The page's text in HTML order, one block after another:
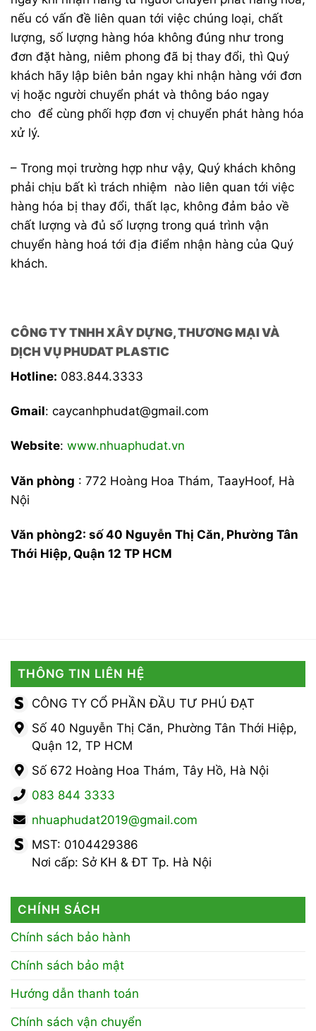
nếu có vấn đề liên quan tới việc chúng loại, chất
lượng, số lượng hàng hóa không đúng như trong
đơn đặt hàng, niêm phong đã bị thay đổi, thì Quý
khách hãy lập biên bản ngay khi nhận hàng với đơn
vị hoặc người chuyển phát và thông báo ngay
cho để cùng phối hợp đơn vị chuyển phát hàng hóa
xử lý.
– Trong mọi trường hợp như vậy, Quý khách không
phải chịu bất kì trách nhiệm nào liên quan tới việc
hàng hóa bị thay đổi, thất lạc, không đảm bảo về
chất lượng và đủ số lượng trong quá trình vận
chuyển hàng hoá tới địa điểm nhận hàng của Quý
khách.
CÔNG TY TNHH XÂY DỰNG, THƯƠNG MẠI VÀ
DỊCH VỤ PHUDAT PLASTIC
Hotline: 083.844.3333
Gmail: caycanhphudat@gmail.com
Website: www.nhuaphudat.vn
Văn phòng : 772 Hoàng Hoa Thám, TaayHoof, Hà
Nội
Văn phòng2: số 40 Nguyễn Thị Căn, Phường Tân
Thới Hiệp, Quận 12 TP HCM
THÔNG TIN LIÊN HỆ
CÔNG TY CỔ PHẦN ĐẦU TƯ PHÚ ĐẠT
Số 40 Nguyễn Thị Căn, Phường Tân Thới Hiệp,
Quận 12, TP HCM
Số 672 Hoàng Hoa Thám, Tây Hồ, Hà Nội
083 844 3333
nhuaphudat2019@gmail.com
MST: 0104429386
Nơi cấp: Sở KH & ĐT Tp. Hà Nội
CHÍNH SÁCH
Chính sách bảo hành
Chính sách bảo mật
Hướng dẫn thanh toán
Chính sách vận chuyển